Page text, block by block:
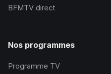
BFMTV direct
Nos programmes
Programme TV